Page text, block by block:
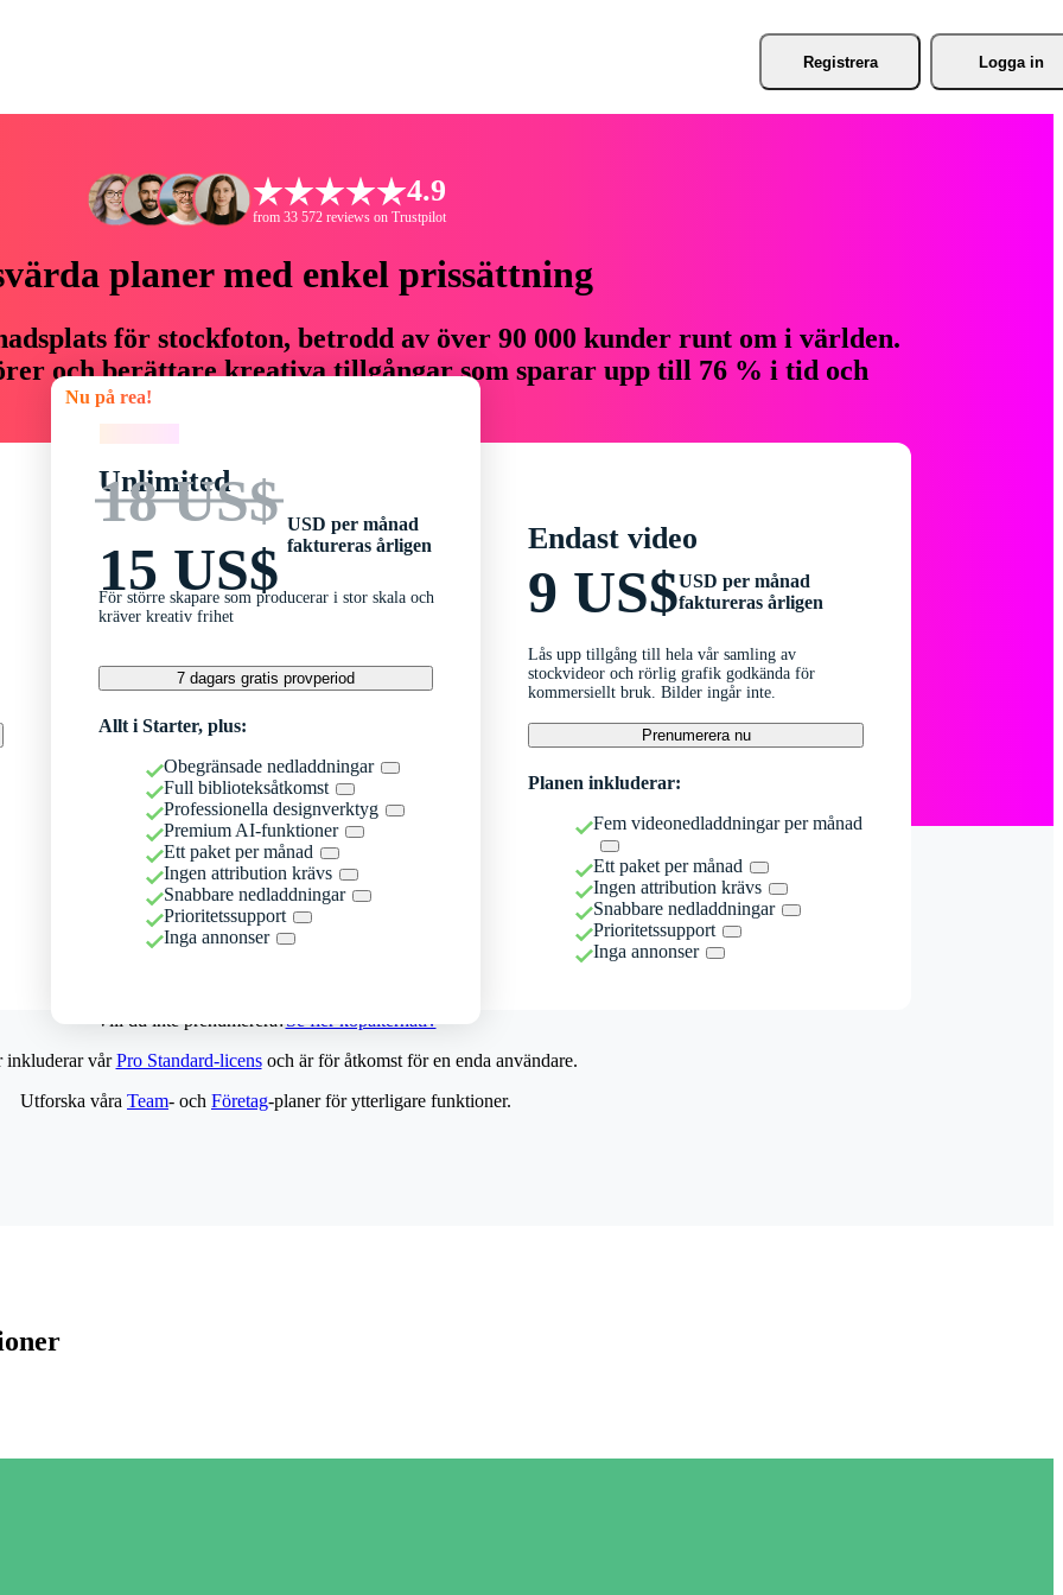
Registrera Logga in
4.9
from 33 572 reviews on Trustpilot
planer med enkel prissättning
för stockfoton, betrodd av över 90 000 kunder runt om i världen.
och berättare kreativa tillgångar som sparar upp till 76 % i tid och
Nu på rea!
Unlimited
18 US$
15 US$
USD per månad
faktureras årligen
För större skapare som producerar i stor skala och
kräver kreativ frihet
7 dagars gratis provperiod
Allt i Starter, plus:
Obegränsade nedladdningar
Full biblioteksåtkomst
Professionella designverktyg
Premium AI-funktioner
Ett paket per månad
Ingen attribution krävs
Snabbare nedladdningar
Prioritetssupport
Inga annonser
Endast video
9 US$USD per månad
faktureras årligen
Lås upp tillgång till hela vår samling av
stockvideor och rörlig grafik godkända för
kommersiellt bruk. Bilder ingår inte.
Prenumerera nu
Planen inkluderar:
Fem videonedladdningar per månad
Ett paket per månad
Ingen attribution krävs
Snabbare nedladdningar
Prioritetssupport
Inga annonser
Vill du inte prenumerera?Se fler köpalternativ
inkluderar vårPro Standard-licensoch är för åtkomst för en enda användare.
Utforska våra Team- och Företag-planer för ytterligare funktioner.